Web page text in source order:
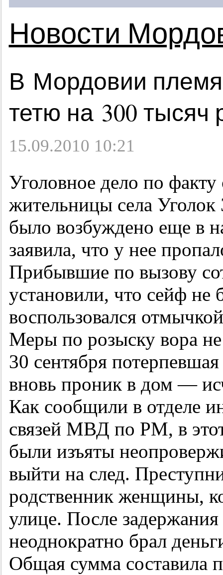
Новости
В Мордовии
тетю на 300 тысяч
15.09.2010 10:21
Уголовное дело по
жительницы села Уголок
было возбуждено еще в
заявила, что у нее
Прибывшие по вызову
установили, что сейф
воспользовался
Меры по розыску вора
30 сентября
вновь проник в дом —
Как сообщили в отделе
связей МВД по РМ, в
были изъяты
выйти на след.
родственник женщины,
улице. После
неоднократно брал
Общая сумма составила